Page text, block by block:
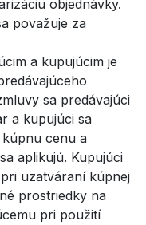
objednávky.
považuje za
a kupujúcim je
sa predávajúci
a kupujúci sa
cenu a
aplikujú. Kupujúci
uzatváraní kúpnej
prostriedky na
pri použití